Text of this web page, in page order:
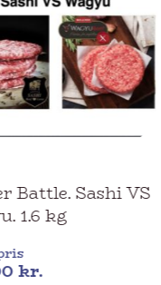
Battle. Sashi VS
1.6 kg
kr.